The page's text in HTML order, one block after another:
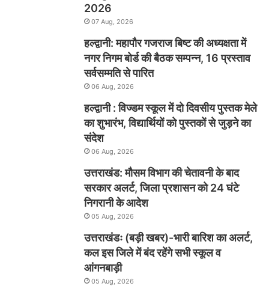
2026
07 Aug, 2026
हल्द्वानी: महापौर गजराज बिष्ट की अध्यक्षता में
नगर निगम बोर्ड की बैठक सम्पन्न, 16 प्रस्ताव
सर्वसम्मति से पारित
06 Aug, 2026
हल्द्वानी : विज्डम स्कूल में दो दिवसीय पुस्तक मेले
का शुभारंभ, विद्यार्थियों को पुस्तकों से जुड़ने का
संदेश
06 Aug, 2026
उत्तराखंड: मौसम विभाग की चेतावनी के बाद
सरकार अलर्ट, जिला प्रशासन को 24 घंटे
निगरानी के आदेश
05 Aug, 2026
उत्तराखंडः (बड़ी खबर)-भारी बारिश का अलर्ट,
कल इस जिले में बंद रहेंगे सभी स्कूल व
आंगनबाड़ी
05 Aug, 2026